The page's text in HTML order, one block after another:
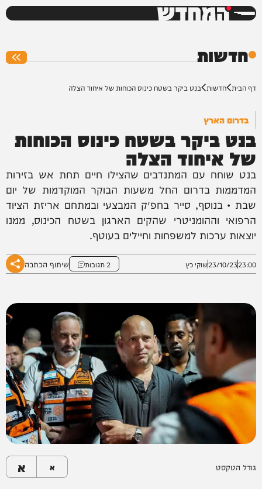
המחדש
חדשות
דף הבית חדשות בנט ביקר בשטח כינוס הכוחות של איחוד הצלה
בדרום הארץ
בנט ביקר בשטח כינוס הכוחות
של איחוד הצלה
בנט שוחח עם המתנדבים שהצילו חיים תחת אש בזירות
המדממות בדרום החל משעות הבוקר המוקדמות של יום
שבת • בנוסף, סייר בחפ״ק המבצעי ובמתחם אריזת הציוד
הרפואי וההומניטרי שהקים הארגון בשטח הכינוס, ממנו
יוצאות ערכות למשפחות וחיילים בעוטף.
23:00
23/10/23שוקי כץ 2 תגובות שיתוף הכתבה
גודל הטקסט א א